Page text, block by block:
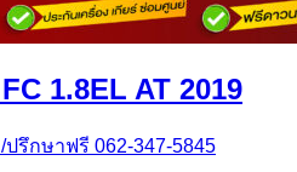
1.8EL AT 2019
รึกษาฟรี 062-347-5845